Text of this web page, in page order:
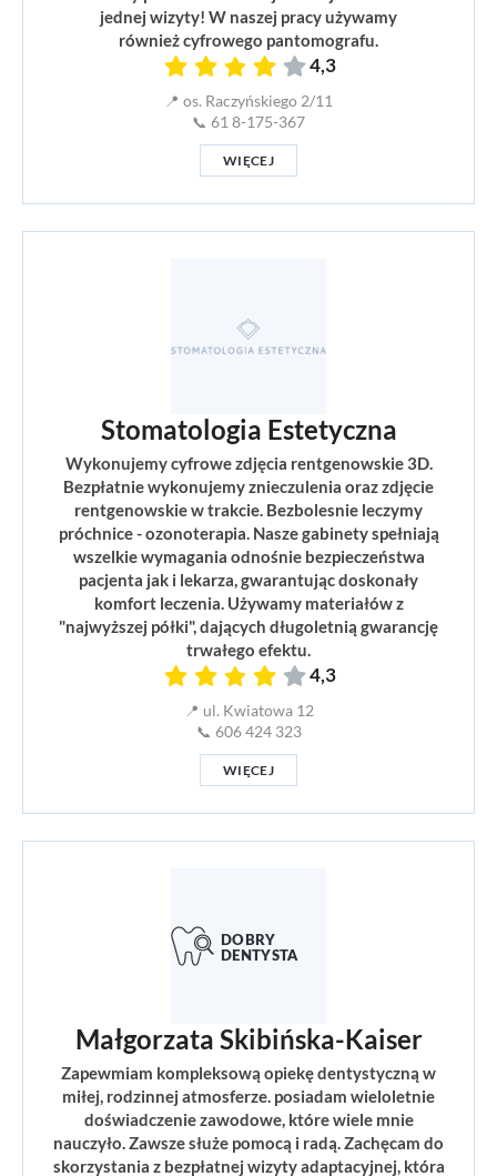
jednej wizyty! W naszej pracy używamy
również cyfrowego pantomografu.
4,3
📍 os. Raczyńskiego 2/11
📞 61 8-175-367
WIĘCEJ
Stomatologia Estetyczna
Wykonujemy cyfrowe zdjęcia rentgenowskie 3D.
Bezpłatnie wykonujemy znieczulenia oraz zdjęcie
rentgenowskie w trakcie. Bezbolesnie leczymy
próchnice - ozonoterapia. Nasze gabinety spełniają
wszelkie wymagania odnośnie bezpieczeństwa
pacjenta jak i lekarza, gwarantując doskonały
komfort leczenia. Używamy materiałów z
"najwyższej półki", dających długoletnią gwarancję
trwałego efektu.
4,3
📍 ul. Kwiatowa 12
📞 606 424 323
WIĘCEJ
Małgorzata Skibińska-Kaiser
Zapewmiam kompleksową opiekę dentystyczną w
miłej, rodzinnej atmosferze. posiadam wieloletnie
doświadczenie zawodowe, które wiele mnie
nauczyło. Zawsze służe pomocą i radą. Zachęcam do
skorzystania z bezpłatnej wizyty adaptacyjnej, która